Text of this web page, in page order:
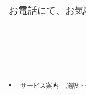
お電話にて、お気
サービス案内 施設